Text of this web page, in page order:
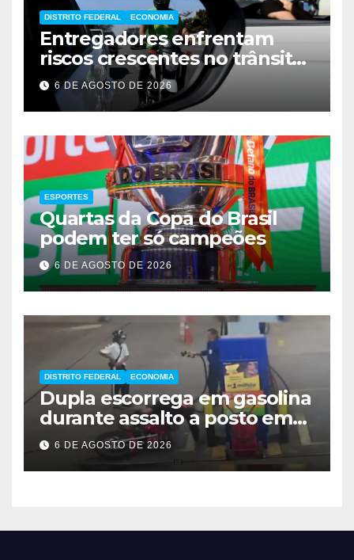
DISTRITO FEDERAL ECONOMIA
Entregadores enfrentam
riscos crescentes no trânsito
de Brasília
6 DE AGOSTO DE 2026
ESPORTES
Quartas da Copa do Brasil
podem ter só campeões
6 DE AGOSTO DE 2026
DISTRITO FEDERAL ECONOMIA
Dupla escorrega em gasolina
durante assalto a posto em
Ceilândia
6 DE AGOSTO DE 2026